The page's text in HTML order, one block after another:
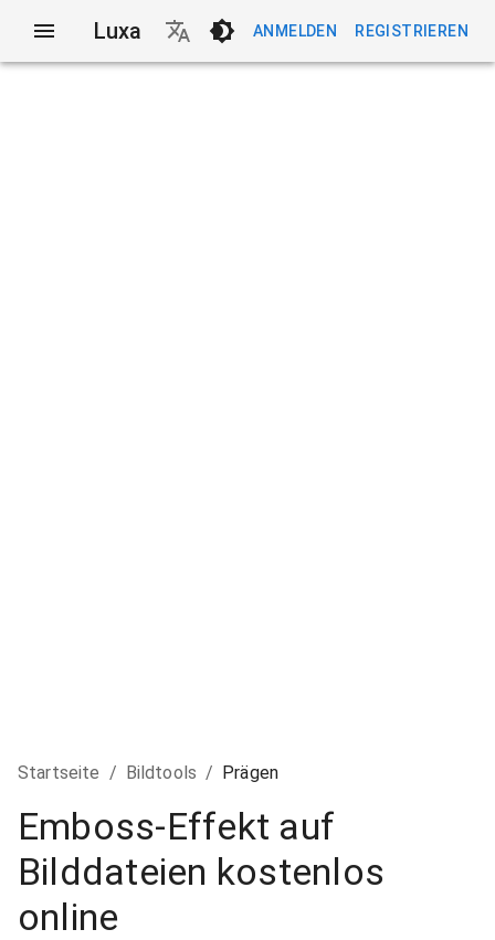
Luxa ANMELDEN REGISTRIEREN
Startseite / Bildtools / Prägen
Emboss-Effekt auf
Bilddateien kostenlos
online